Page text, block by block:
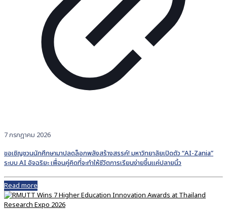
7 กรกฎาคม 2026
ขอเชิญชวนนักศึกษามาปลดล็อกพลังสร้างสรรค์! มหาวิทยาลัยเปิดตัว “AI-Zania”
ระบบ AI อัจฉริยะ เพื่อนคู่คิดที่จะทำให้ชีวิตการเรียนง่ายขึ้นแค่ปลายนิ้ว
Read more